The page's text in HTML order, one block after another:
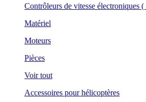
Contrôleurs de vitesse électroniques
Matériel
Moteurs
Pièces
Voir tout
Accessoires pour hélicoptères